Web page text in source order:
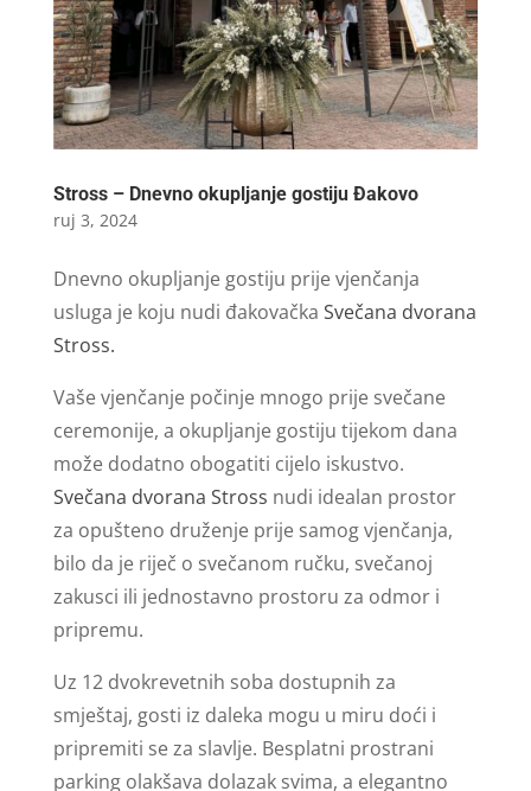
Stross – Dnevno okupljanje gostiju Đakovo
ruj 3, 2024
Dnevno okupljanje gostiju prije vjenčanja
usluga je koju nudi đakovačka Svečana dvorana
Stross.
Vaše vjenčanje počinje mnogo prije svečane
ceremonije, a okupljanje gostiju tijekom dana
može dodatno obogatiti cijelo iskustvo.
Svečana dvorana Stross nudi idealan prostor
za opušteno druženje prije samog vjenčanja,
bilo da je riječ o svečanom ručku, svečanoj
zakusci ili jednostavno prostoru za odmor i
pripremu.
Uz 12 dvokrevetnih soba dostupnih za
smještaj, gosti iz daleka mogu u miru doći i
pripremiti se za slavlje. Besplatni prostrani
parking olakšava dolazak svima, a elegantno